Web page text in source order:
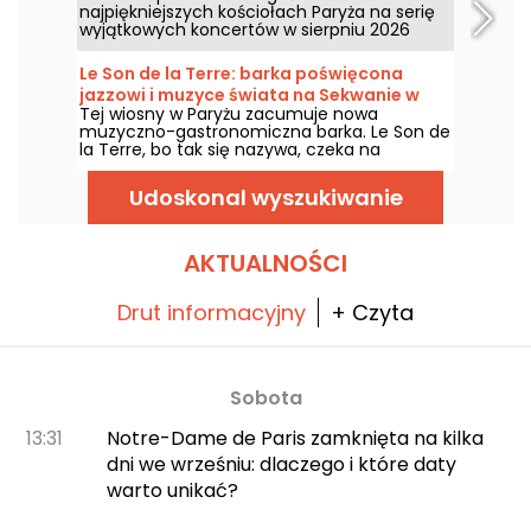
najpiękniejszych kościołach Paryża na serię
wyjątkowych koncertów w sierpniu 2026
roku. To wyjątkowe doświadczenie
muzyczne, które celebruje nadzieję, jedność
i odporność poprzez autentyczne pieśni
Afroamerykańskiego Kościoła.
Le Son de la Terre: barka poświęcona
jazzowi i muzyce świata na Sekwanie w
Paryżu
Tej wiosny w Paryżu zacumuje nowa
muzyczno-gastronomiczna barka. Le Son de
la Terre, bo tak się nazywa, czeka na
miłośników jazzu i muzyki świata w 5.
dzielnicy na wyjątkowe doświadczenie
łączące koncerty, bistronomiczne posiłki i
bar koktajlowy.
Udoskonal wyszukiwanie
AKTUALNOŚCI
Drut informacyjny + Czyta
Sobota
13:31
Notre-Dame de Paris zamknięta na kilka
dni we wrześniu: dlaczego i które daty
warto unikać?